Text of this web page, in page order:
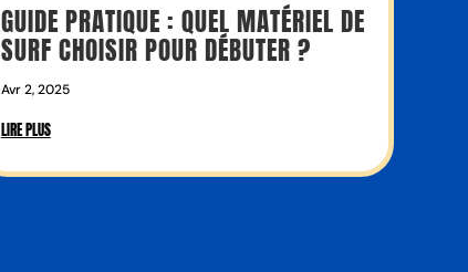
GUIDE PRATIQUE : QUEL MATÉRIEL DE
SURF CHOISIR POUR DÉBUTER ?
Avr 2, 2025
LIRE PLUS